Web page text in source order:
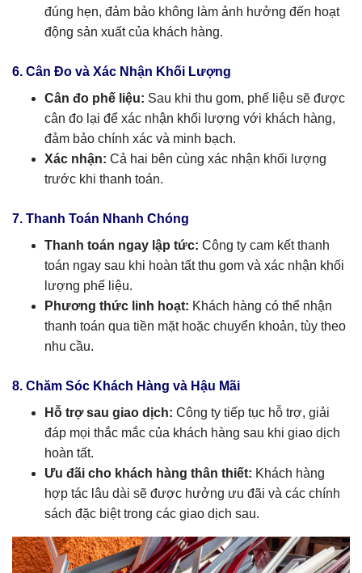
đúng hẹn, đảm bảo không làm ảnh hưởng đến hoạt
động sản xuất của khách hàng.
6. Cân Đo và Xác Nhận Khối Lượng
Cân đo phế liệu: Sau khi thu gom, phế liệu sẽ được
cân đo lại để xác nhận khối lượng với khách hàng,
đảm bảo chính xác và minh bạch.
Xác nhận: Cả hai bên cùng xác nhận khối lượng
trước khi thanh toán.
7. Thanh Toán Nhanh Chóng
Thanh toán ngay lập tức: Công ty cam kết thanh
toán ngay sau khi hoàn tất thu gom và xác nhận khối
lượng phế liệu.
Phương thức linh hoạt: Khách hàng có thể nhận
thanh toán qua tiền mặt hoặc chuyển khoản, tùy theo
nhu cầu.
8. Chăm Sóc Khách Hàng và Hậu Mãi
Hỗ trợ sau giao dịch: Công ty tiếp tục hỗ trợ, giải
đáp mọi thắc mắc của khách hàng sau khi giao dịch
hoàn tất.
Ưu đãi cho khách hàng thân thiết: Khách hàng
hợp tác lâu dài sẽ được hưởng ưu đãi và các chính
sách đặc biệt trong các giao dịch sau.